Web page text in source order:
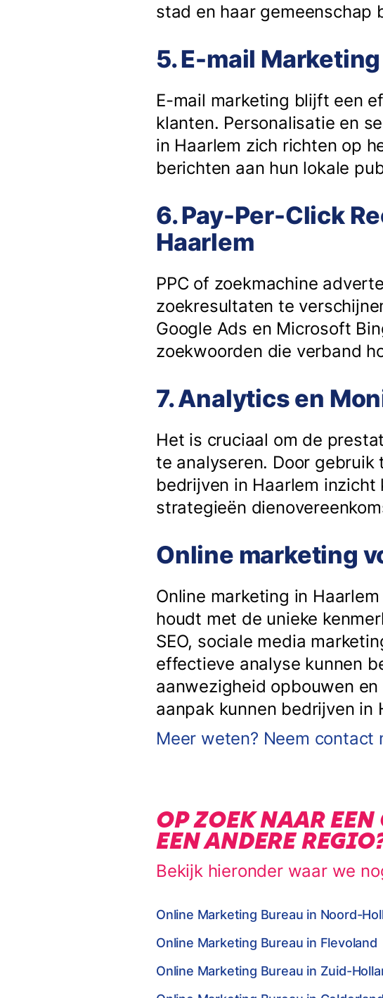
stad en haar gemeenschap
5. E-mail
E-mail marketing blijft een
klanten. Personalisatie en
in Haarlem zich richten op
berichten aan hun lokale
6. Pay-Per-Click
Haarlem
PPC of zoekmachine
zoekresultaten te
Google Ads en Microsoft
zoekwoorden die verband
7. Analytics en
Het is cruciaal om de
te analyseren. Door gebruik
bedrijven in Haarlem
strategieën
Online marketing
Online marketing in
houdt met de unieke
SEO, sociale media
effectieve analyse kunnen
aanwezigheid opbouwen
aanpak kunnen bedrijven
Meer weten? Neem contact
OP ZOEK NAAR
EEN ANDERE
Bekijk hieronder waar we
Online Marketing Bureau in Noord-
Online Marketing Bureau in Flevoland
Online Marketing Bureau in Zuid-